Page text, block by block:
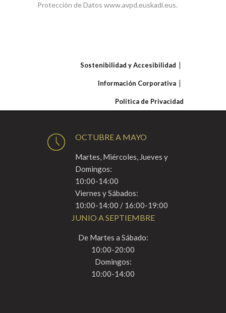
Protección de Datos www.avpd.euskadi.eus.
Sostenibilidad y Accesibilidad
Información Corporativa
Política de Privacidad
OCTUBRE A MAYO
Martes, Miércoles, Jueves y
Domingos:
10:00-14:00
Viernes y Sábados:
10:00-14:00 / 16:00-19:00
JUNIO A SEPTIEMBRE
De Martes a Sábado:
10:00-20:00
Domingos:
10:00-14:00